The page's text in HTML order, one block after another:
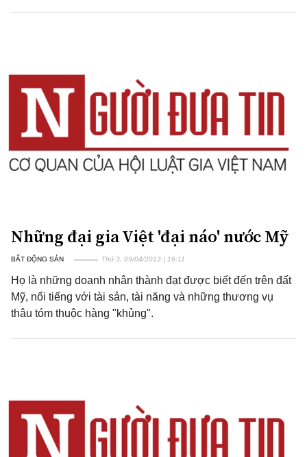
Những đại gia Việt 'đại náo' nước Mỹ
BẤT ĐỘNG SẢN Thứ 3, 09/04/2013 | 16:11
Họ là những doanh nhân thành đạt được biết đến trên đất
Mỹ, nổi tiếng với tài sản, tài năng và những thương vụ
thâu tóm thuộc hàng "khủng".